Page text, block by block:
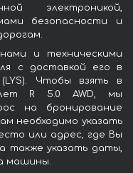
электроникой,
безопасности и
и техническими
с доставкой его в
Чтобы взять в
R 5.0 AWD, мы
на бронирование
необходимо указать
или адрес, где Вы
также указать даты,
машины.